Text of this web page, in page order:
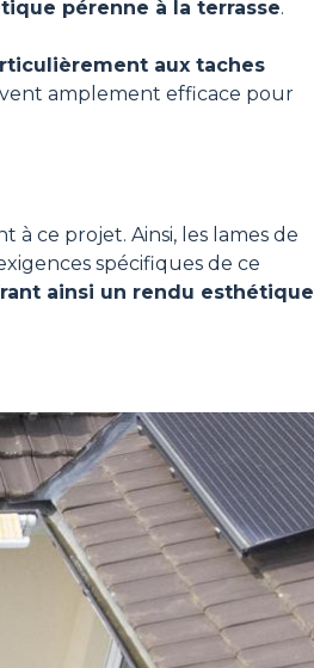
pérenne à la terrasse.
aux taches
amplement efficace pour
à ce projet. Ainsi, les lames de
spécifiques de ce
ainsi un rendu esthétique